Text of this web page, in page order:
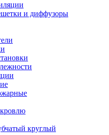
и диффузоры
круглый